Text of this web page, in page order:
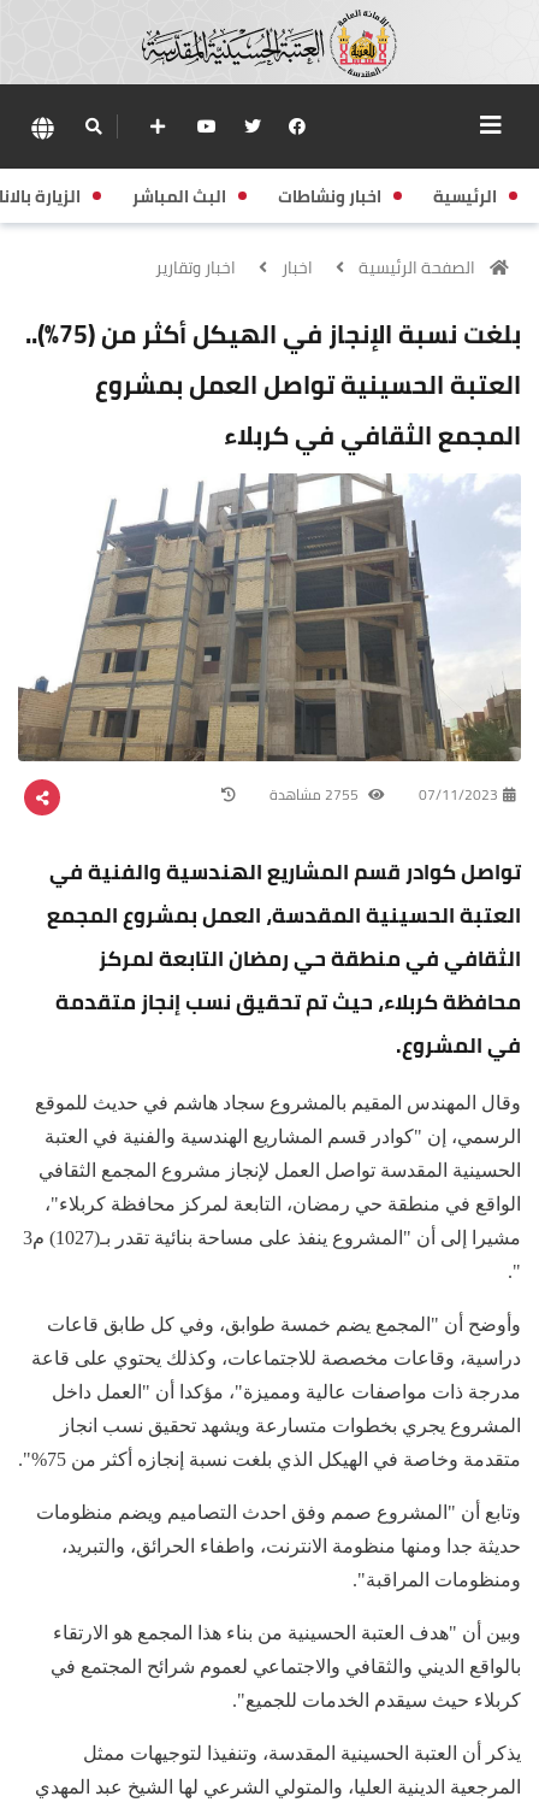
الرئيسية اخبار ونشاطات البث المباشر الزيارة
الصفحة الرئيسية اخبار اخبار وتقارير
بلغت نسبة الإنجاز في الهيكل أكثر من (75%)..
العتبة الحسينية تواصل العمل بمشروع
المجمع الثقافي في كربلاء
07/11/2023
تواصل كوادر قسم المشاريع الهندسية والفنية في
العتبة الحسينية المقدسة، العمل بمشروع المجمع
الثقافي في منطقة حي رمضان التابعة لمركز
محافظة كربلاء، حيث تم تحقيق نسب إنجاز متقدمة
في المشروع.
وقال المهندس المقيم بالمشروع سجاد هاشم في حديث للموقع
الرسمي، إن "كوادر قسم المشاريع الهندسية والفنية في العتبة
الحسينية المقدسة تواصل العمل لإنجاز مشروع المجمع الثقافي
الواقع في منطقة حي رمضان، التابعة لمركز محافظة كربلاء"،
مشيرا إلى أن "المشروع ينفذ على مساحة بنائية تقدر بـ(1027) م3
".
وأوضح أن "المجمع يضم خمسة طوابق، وفي كل طابق قاعات
دراسية، وقاعات مخصصة للاجتماعات، وكذلك يحتوي على قاعة
مدرجة ذات مواصفات عالية ومميزة"، مؤكدا أن "العمل داخل
المشروع يجري بخطوات متسارعة ويشهد تحقيق نسب انجاز
متقدمة وخاصة في الهيكل الذي بلغت نسبة إنجازه أكثر من 75%".
وتابع أن "المشروع صمم وفق احدث التصاميم ويضم منظومات
حديثة جدا ومنها منظومة الانترنت، واطفاء الحرائق، والتبريد،
ومنظومات المراقبة".
وبين أن "هدف العتبة الحسينية من بناء هذا المجمع هو الارتقاء
بالواقع الديني والثقافي والاجتماعي لعموم شرائح المجتمع في
كربلاء حيث سيقدم الخدمات للجميع".
يذكر أن العتبة الحسينية المقدسة، وتنفيذا لتوجيهات ممثل
المرجعية الدينية العليا، والمتولي الشرعي لها الشيخ عبد المهدي